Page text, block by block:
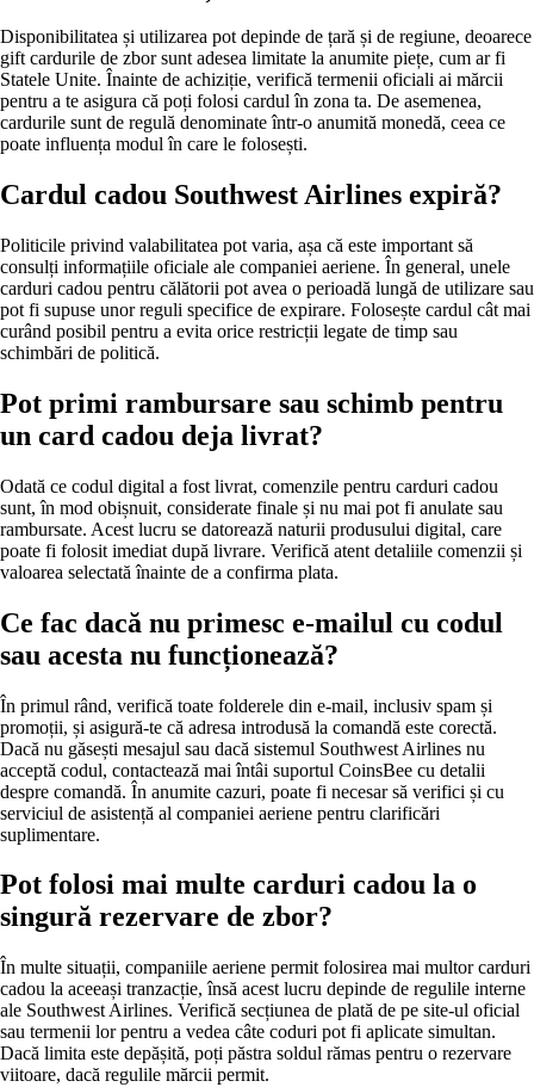
Disponibilitatea și utilizarea pot depinde de țară și de regiune, deoarece
gift cardurile de zbor sunt adesea limitate la anumite piețe, cum ar fi
Statele Unite. Înainte de achiziție, verifică termenii oficiali ai mărcii
pentru a te asigura că poți folosi cardul în zona ta. De asemenea,
cardurile sunt de regulă denominate într-o anumită monedă, ceea ce
poate influența modul în care le folosești.
Cardul cadou Southwest Airlines expiră?
Politicile privind valabilitatea pot varia, așa că este important să
consulți informațiile oficiale ale companiei aeriene. În general, unele
carduri cadou pentru călătorii pot avea o perioadă lungă de utilizare sau
pot fi supuse unor reguli specifice de expirare. Folosește cardul cât mai
curând posibil pentru a evita orice restricții legate de timp sau
schimbări de politică.
Pot primi rambursare sau schimb pentru
un card cadou deja livrat?
Odată ce codul digital a fost livrat, comenzile pentru carduri cadou
sunt, în mod obișnuit, considerate finale și nu mai pot fi anulate sau
rambursate. Acest lucru se datorează naturii produsului digital, care
poate fi folosit imediat după livrare. Verifică atent detaliile comenzii și
valoarea selectată înainte de a confirma plata.
Ce fac dacă nu primesc e-mailul cu codul
sau acesta nu funcționează?
În primul rând, verifică toate folderele din e-mail, inclusiv spam și
promoții, și asigură-te că adresa introdusă la comandă este corectă.
Dacă nu găsești mesajul sau dacă sistemul Southwest Airlines nu
acceptă codul, contactează mai întâi suportul CoinsBee cu detalii
despre comandă. În anumite cazuri, poate fi necesar să verifici și cu
serviciul de asistență al companiei aeriene pentru clarificări
suplimentare.
Pot folosi mai multe carduri cadou la o
singură rezervare de zbor?
În multe situații, companiile aeriene permit folosirea mai multor carduri
cadou la aceeași tranzacție, însă acest lucru depinde de regulile interne
ale Southwest Airlines. Verifică secțiunea de plată de pe site-ul oficial
sau termenii lor pentru a vedea câte coduri pot fi aplicate simultan.
Dacă limita este depășită, poți păstra soldul rămas pentru o rezervare
viitoare, dacă regulile mărcii permit.